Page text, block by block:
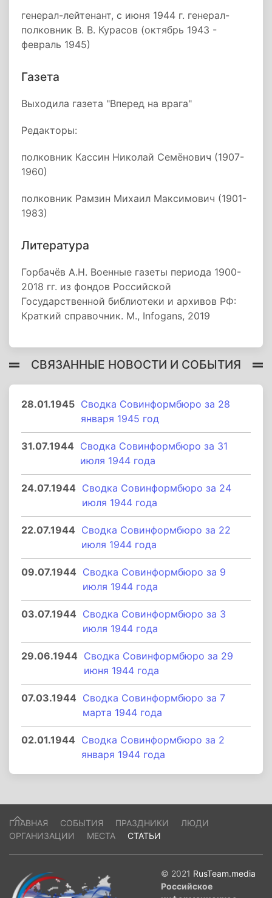
генерал-лейтенант, с июня 1944 г. генерал-
полковник В. В. Курасов (октябрь 1943 -
февраль 1945)
Газета
Выходила газета "Вперед на врага"
Редакторы:
полковник Кассин Николай Семёнович (1907-
1960)
полковник Рамзин Михаил Максимович (1901-
1983)
Литература
Горбачёв А.Н. Военные газеты периода 1900-
2018 гг. из фондов Российской
Государственной библиотеки и архивов РФ:
Краткий справочник. М., Infogans, 2019
СВЯЗАННЫЕ НОВОСТИ И СОБЫТИЯ
28.01.1945 Сводка Совинформбюро за 28
января 1945 год
31.07.1944 Сводка Совинформбюро за 31
июля 1944 года
24.07.1944 Сводка Совинформбюро за 24
июля 1944 года
22.07.1944 Сводка Совинформбюро за 22
июля 1944 года
09.07.1944 Сводка Совинформбюро за 9
июля 1944 года
03.07.1944 Сводка Совинформбюро за 3
июля 1944 года
29.06.1944 Сводка Совинформбюро за 29
июня 1944 года
07.03.1944 Сводка Совинформбюро за 7
марта 1944 года
02.01.1944 Сводка Совинформбюро за 2
января 1944 года
ГЛАВНАЯ СОБЫТИЯ ПРАЗДНИКИ
ЛЮДИ
ОРГАНИЗАЦИИ
МЕСТА СТАТЬИ
© 2021 RusTeam.media
Российское